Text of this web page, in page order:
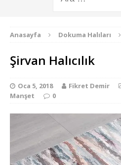
Anasayfa Dokuma Halıları
Şirvan Halıcılık
Oca 5, 2018 Fikret Demir
Manşet
0